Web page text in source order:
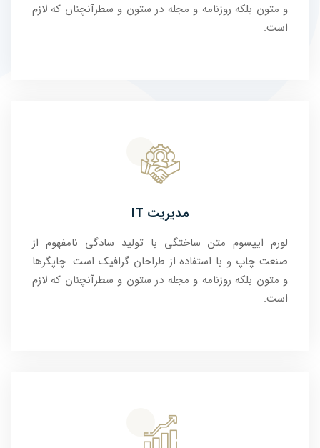
و متون بلکه روزنامه و مجله در ستون و سطرآنچنان که لازم
مدیریت IT
لورم ایپسوم متن ساختگی با تولید سادگی نامفهوم از
صنعت چاپ و با استفاده از طراحان گرافیک است. چاپگرها
و متون بلکه روزنامه و مجله در ستون و سطرآنچنان که لازم